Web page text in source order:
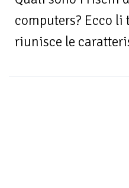
computers? Ecco li
riunisce le